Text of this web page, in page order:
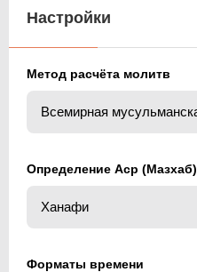
Настройки
Метод расчёта молитв
Определение Аср (Мазхаб)
Форматы времени